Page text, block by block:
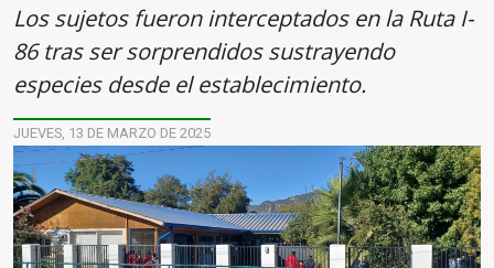
Los sujetos fueron interceptados en la Ruta I-
86 tras ser sorprendidos sustrayendo
especies desde el establecimiento.
JUEVES, 13 DE MARZO DE 2025